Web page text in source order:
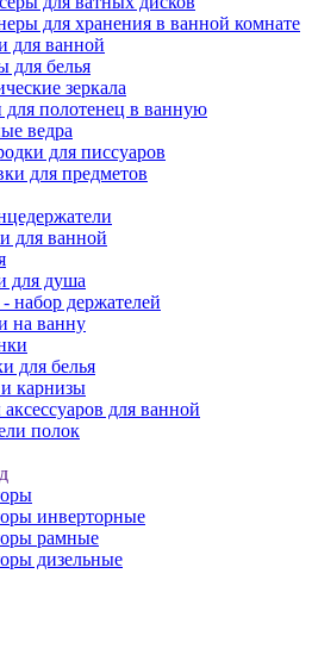
для хранения в ванной комнате
для ванной
для белья
зеркала
полотенец в ванную
ведра
для писсуаров
для предметов
для ванной
для душа
набор держателей
на ванну
для белья
карнизы
для ванной
полок
инверторные
рамные
дизельные